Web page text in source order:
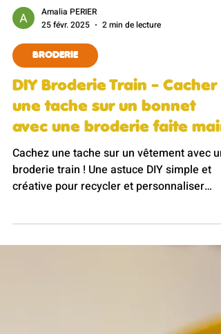
Amalia PERIER
25 févr. 2025
2 min de lecture
BRODERIE
une tache sur un bonnet
avec une broderie faite main
broderie train ! Une astuce DIY simple et